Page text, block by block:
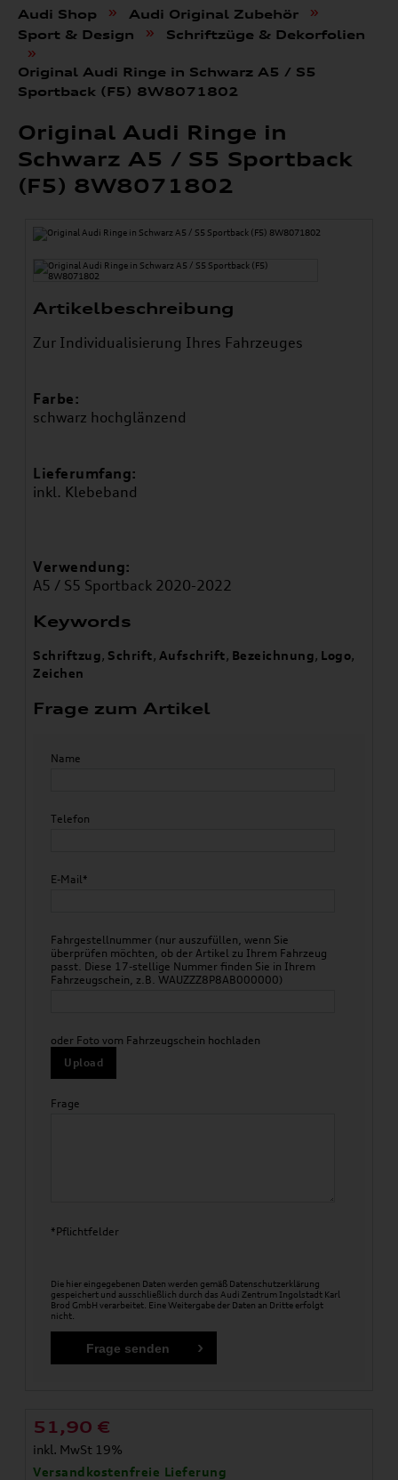
Audi Shop » Audi Original Zubehör »
Sport & Design » Schriftzüge & Dekorfolien
»
Original Audi Ringe in Schwarz A5 / S5
Sportback (F5) 8W8071802
Original Audi Ringe in
Schwarz A5 / S5 Sportback
(F5) 8W8071802
Artikelbeschreibung
Zur Individualisierung Ihres Fahrzeuges
Farbe:
schwarz hochglänzend
Lieferumfang:
inkl. Klebeband
Verwendung:
A5 / S5 Sportback 2020-2022
Keywords
Schriftzug, Schrift, Aufschrift, Bezeichnung, Logo,
Zeichen
Frage zum Artikel
Name
Telefon
E-Mail*
Fahrgestellnummer (nur auszufüllen, wenn Sie
überprüfen möchten, ob der Artikel zu Ihrem Fahrzeug
passt. Diese 17-stellige Nummer finden Sie in Ihrem
Fahrzeugschein, z.B. WAUZZZ8P8AB000000)
oder Foto vom Fahrzeugschein hochladen
Upload
Frage
*Pflichtfelder
Die hier eingegebenen Daten werden gemäß Datenschutzerklärung
gespeichert und ausschließlich durch das Audi Zentrum Ingolstadt Karl
Brod GmbH verarbeitet. Eine Weitergabe der Daten an Dritte erfolgt
nicht.
51,90 €
inkl. MwSt 19%
Versandkostenfreie Lieferung